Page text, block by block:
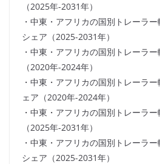
（2025年-2031年）
・中東・アフリカの国別トレーラ
シェア（2025-2031年）
・中東・アフリカの国別トレーラ
（2020年-2024年）
・中東・アフリカの国別トレーラ
ェア（2020年-2024年）
・中東・アフリカの国別トレーラ
（2025年-2031年）
・中東・アフリカの国別トレーラ
シェア（2025-2031年）